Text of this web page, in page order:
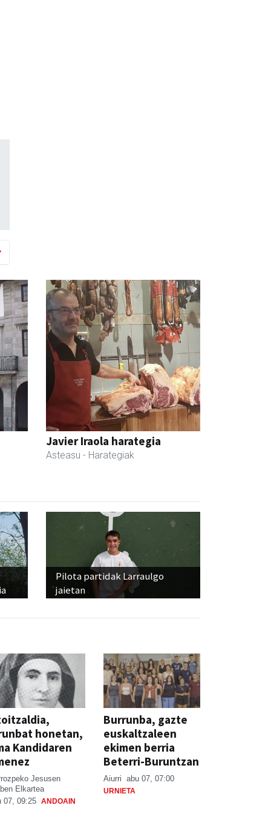
Javier Iraola harategia
Asteasu - Harategiak
Pilota partidak Larraulgo
jaietan
honetan,
Kandidaren
Jesusen
Elkartea
07, 09:25 ANDOAIN
Burrunba, gazte
euskaltzaleen
ekimen berria
Beterri-Buruntzan
Aiurri abu 07, 07:00
URNIETA